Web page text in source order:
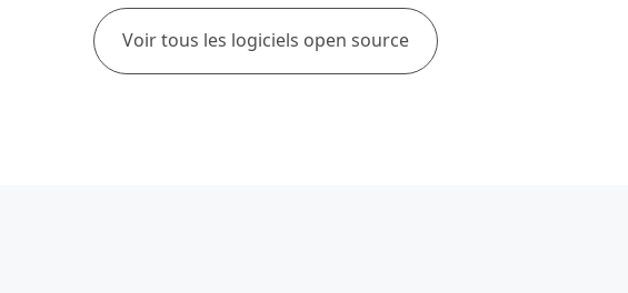
Voir tous les logiciels open source